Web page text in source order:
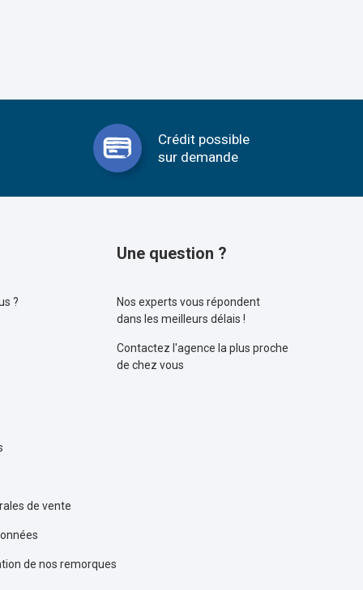
Crédit possible
sur demande
?
de vente
de nos remorques
Une question ?
Nos experts vous répondent
dans les meilleurs délais !
Contactez l'agence la plus proche
de chez vous